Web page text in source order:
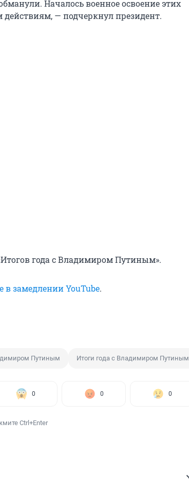
Началось военное освоение этих
— подчеркнул президент.
года с Владимиром Путиным».
в замедлении YouTube.
Путиным Итоги года с Владимиром Путиным
0 0 0
Ctrl+Enter